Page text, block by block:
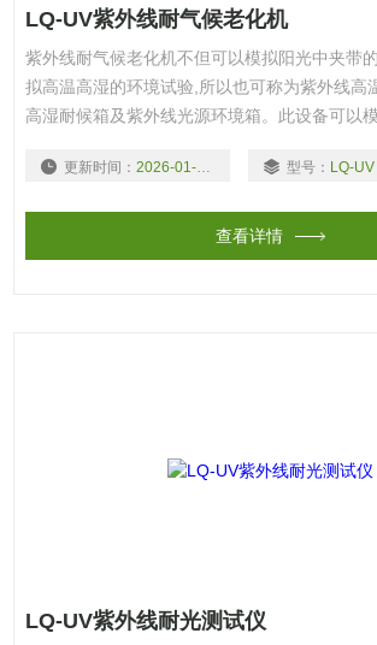
LQ-UV紫外线耐气候老化机
紫外线耐气候老化机不但可以模拟阳光中夹带
拟高温高湿的环境试验,所以也可称为紫外线高
高湿耐候箱及紫外线光源环境箱。此设备可以
（UV）灯模拟阳光中的紫外线光照射的效果，
更新时间： 2026-01-04 型号： LQ-UV
查看详情
LQ-UV紫外线耐光测试仪